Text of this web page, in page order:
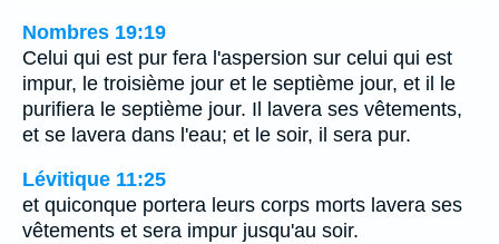
Nombres 19:19
Celui qui est pur fera l'aspersion sur celui qui est
impur, le troisième jour et le septième jour, et il le
purifiera le septième jour. Il lavera ses vêtements,
et se lavera dans l'eau; et le soir, il sera pur.
Lévitique 11:25
et quiconque portera leurs corps morts lavera ses
vêtements et sera impur jusqu'au soir.